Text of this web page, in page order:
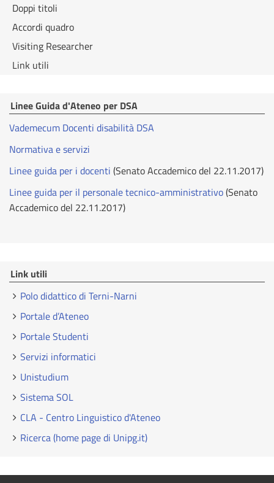
Doppi titoli
Accordi quadro
Visiting Researcher
Link utili
Linee Guida d'Ateneo per DSA
Vademecum Docenti disabilità DSA
Normativa e servizi
Linee guida per i docenti (Senato Accademico del 22.11.2017)
Linee guida per il personale tecnico-amministrativo(Senato
Accademico del 22.11.2017)
Link utili
Polo didattico di Terni-Narni
Portale d’Ateneo
Portale Studenti
Servizi informatici
Unistudium
Sistema SOL
CLA - Centro Linguistico d'Ateneo
Ricerca (home page di Unipg.it)